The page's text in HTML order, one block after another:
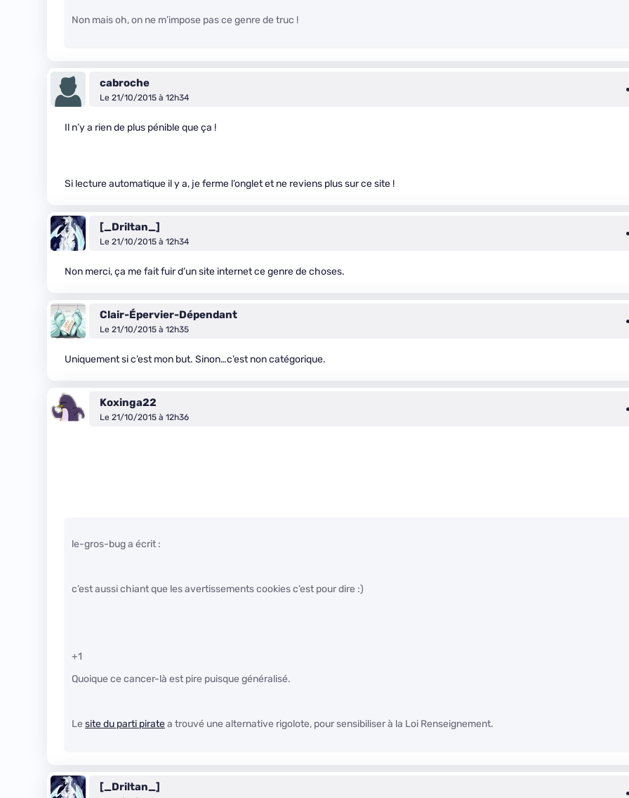
Non mais oh, on ne m’impose pas ce genre de truc !
cabroche
Le 21/10/2015 à 12h34
Il n’y a rien de plus pénible que ça !
Si lecture automatique il y a, je ferme l’onglet et ne reviens plus sur ce site !
[_Driltan_]
Le 21/10/2015 à 12h34
Non merci, ça me fait fuir d’un site internet ce genre de choses.
Clair-Épervier-Dépendant
Le 21/10/2015 à 12h35
Uniquement si c’est mon but. Sinon…c’est non catégorique.
Koxinga22
Le 21/10/2015 à 12h36
le-gros-bug a écrit :
c’est aussi chiant que les avertissements cookies c’est pour dire :)
+1
Quoique ce cancer-là est pire puisque généralisé.
Le site du parti piratea trouvé une alternative rigolote, pour sensibiliser à la Loi Renseignement.
[_Driltan_]